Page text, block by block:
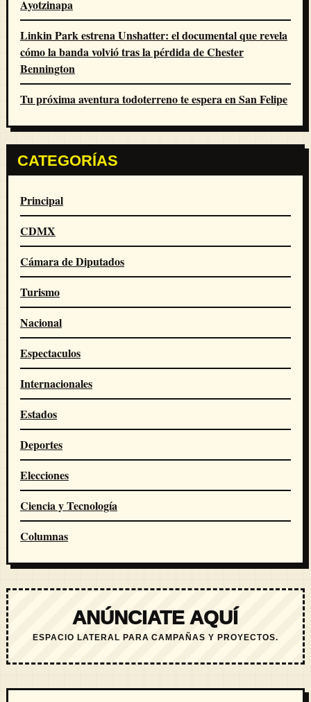
Ayotzinapa
Linkin Park estrena Unshatter: el documental que revela
cómo la banda volvió tras la pérdida de Chester
Bennington
Tu próxima aventura todoterreno te espera en San Felipe
CATEGORÍAS
Principal
CDMX
Cámara de Diputados
Turismo
Nacional
Espectaculos
Internacionales
Estados
Deportes
Elecciones
Ciencia y Tecnología
Columnas
ANÚNCIATE AQUÍ
ESPACIO LATERAL PARA CAMPAÑAS Y PROYECTOS.